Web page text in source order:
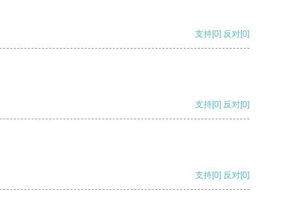
支持[0] 反对[0]
支持[0] 反对[0]
支持[0] 反对[0]